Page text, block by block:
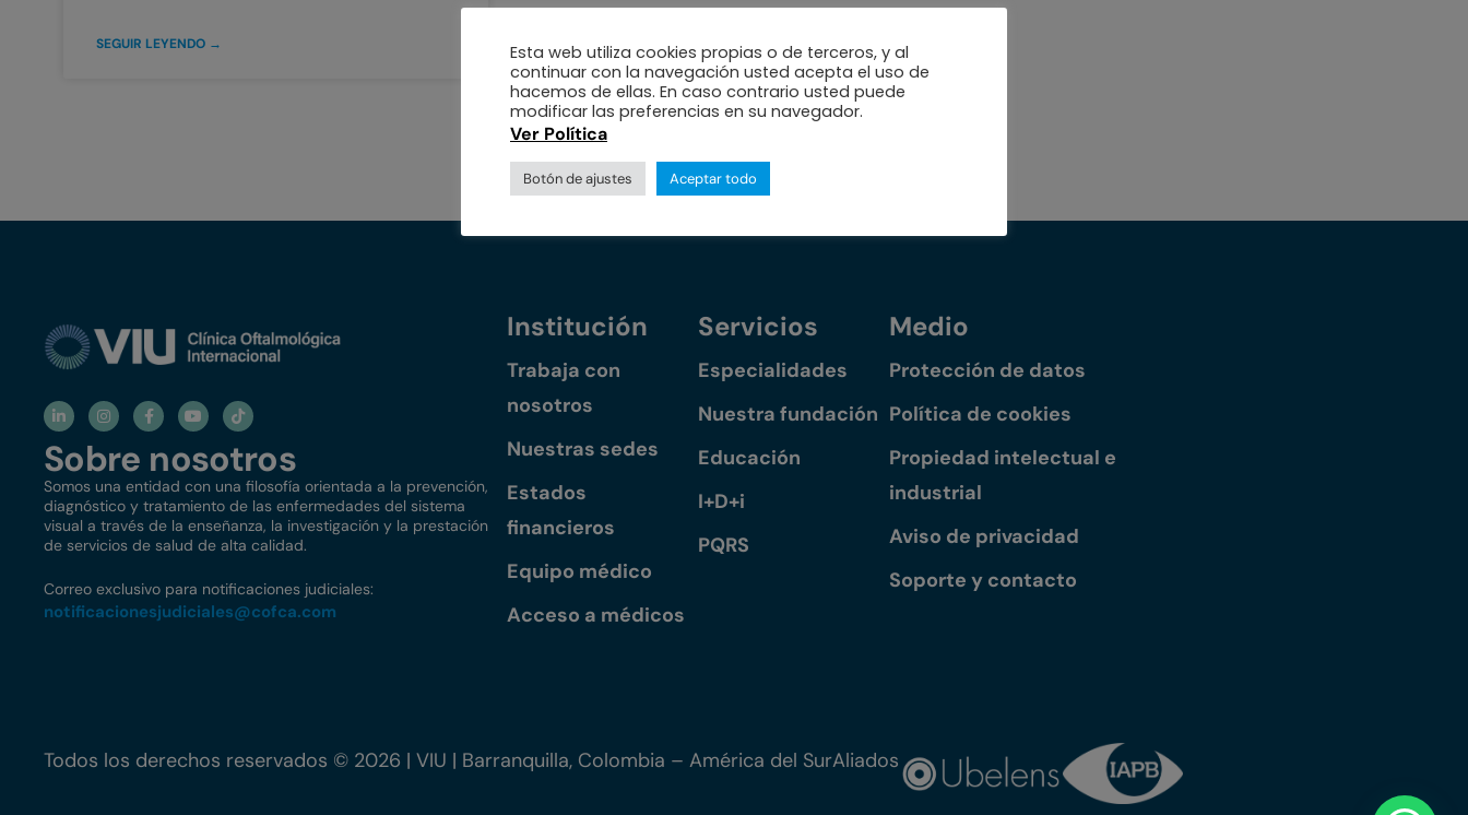
SEGUIR LEYENDO →
Sobre nosotros
Somos una entidad con una filosofía orientada a la prevención,
diagnóstico y tratamiento de las enfermedades del sistema
visual a través de la enseñanza, la investigación y la prestación
de servicios de salud de alta calidad.
Correo exclusivo para notificaciones judiciales:
notificacionesjudiciales@cofca.com
Institución
Trabaja con
nosotros
Nuestras sedes
Estados
financieros
Equipo médico
Acceso a médicos
Servicios
Especialidades
Nuestra fundación
Educación
I+D+i
PQRS
Medio
Protección de datos
Política de cookies
Propiedad intelectual e
industrial
Aviso de privacidad
Soporte y contacto
Todos los derechos reservados © 2026 | VIU | Barranquilla, Colombia – América del SurAliados
Esta web utiliza cookies propias o de terceros, y al
continuar con la navegación usted acepta el uso de
hacemos de ellas. En caso contrario usted puede
modificar las preferencias en su navegador.
Ver Política
Botón de ajustes Aceptar todo